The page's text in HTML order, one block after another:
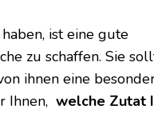
ist eine gute
zu schaffen. Sie
ihnen eine
Ihnen, welche Zutat